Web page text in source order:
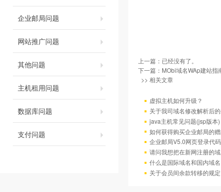
企业邮局问题
网站推广问题
其他问题
主机租用问题
数据库问题
支付问题
上一篇：已经没有了。
下一篇： MObi域名WAp建站指
>> 相关文章
虚拟主机如何升级？
关于我司域名修改解析后
java主机常见问题(jsp版本)
如何获得购买企业邮局的
企业邮局V5.0网页登录代码
请问我想把在新网注册的
什么是国际域名和国内域
关于会员间余款转移的规定